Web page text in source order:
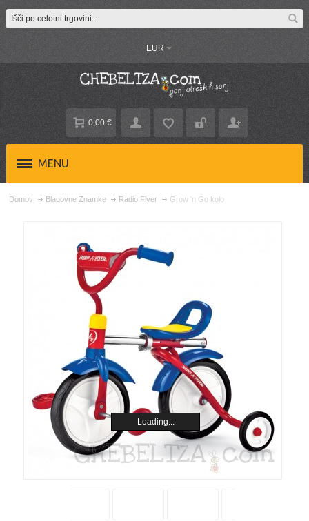
EUR
0,00 €
MENU
Domov Blagovne Znamke Radio Flyer Grow 'n Go kolo
Loading...